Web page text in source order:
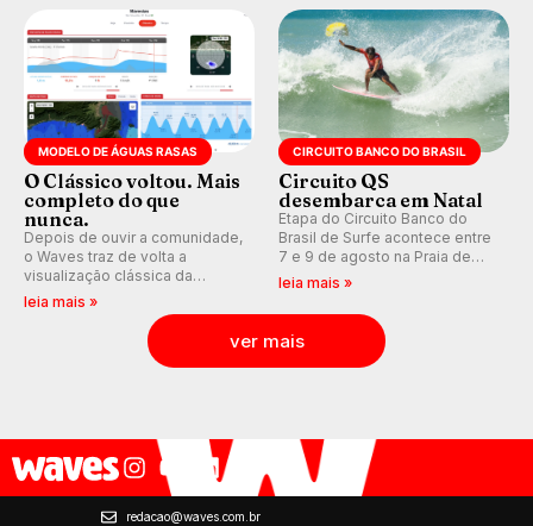
Kelly Slater convidado.
MODELO DE ÁGUAS RASAS
O Clássico voltou. Mais
completo do que
nunca.
Depois de ouvir a comunidade,
o Waves traz de volta a
visualização clássica da
previsão de águas rasas,
agora integrada à nova
plataforma e com previsão das
ondas para até 16 dias.
leia mais »
CIRCUITO BANCO DO BRASIL
Circuito QS
desembarca em Natal
Etapa do Circuito Banco do
Brasil de Surfe acontece entre
7 e 9 de agosto na Praia de
Miami (RN), em disputas
válidas pelo Qualifying Series
(QS) 4.000 e pela corrida por
vagas no Challenger Series.
leia mais »
ver mais
redacao@waves.com.br